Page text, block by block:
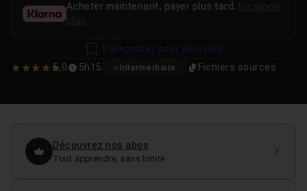
5 5,0 5h15 Intermédiaire Fichiers sources
Acheter maintenant, payer plus tard.
plus
Enregistrer pour plus tard
Découvrez nos abos
Tout apprendre, sans limite